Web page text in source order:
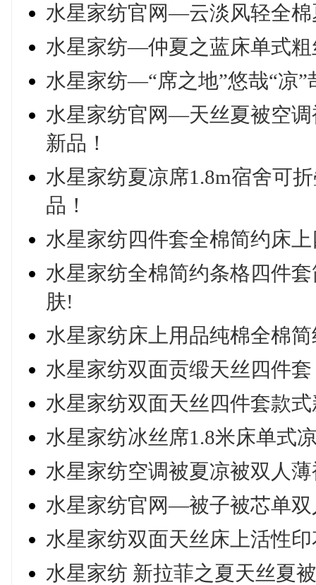
水星家纺官网—云淡风轻全
水星家纺—仲夏之蓝床单式粗
水星家纺—“席之地”悠哉“凉”
水星家纺官网—天丝夏被空调
新品！
水星家纺夏凉席1.8m宿舍可
品！
水星家纺四件套全棉简约床
水星家纺全棉简约条格四件
肤!
水星家纺床上用品纯棉全棉
水星家纺双面贡缎天丝四件套
水星家纺双面天丝四件套款
水星家纺冰丝席1.8米床单式
水星家纺空调被夏凉被双人
水星家纺官网—被子被芯单
水星家纺双面天丝床上活性
水星家纺 新拉菲之夏天丝夏